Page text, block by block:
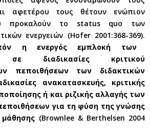
αφετέρου τους θέτουν ενώπιον
προκαλούν το status quo των
ενεργειών (Hofer 2001:368-369).
η ενεργός εμπλοκή των
σε διαδικασίες κριτικού
πεποιθήσεων των διδακτικών
ανακατασκευής, κριτικής
ή και ριζικής αλλαγής των
για τη φύση της γνώσης
μάθησης (Brownlee & Berthelsen 2004